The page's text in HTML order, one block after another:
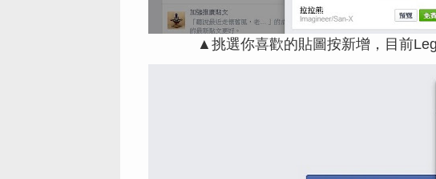
▲挑選你喜歡的貼圖按新增，目前